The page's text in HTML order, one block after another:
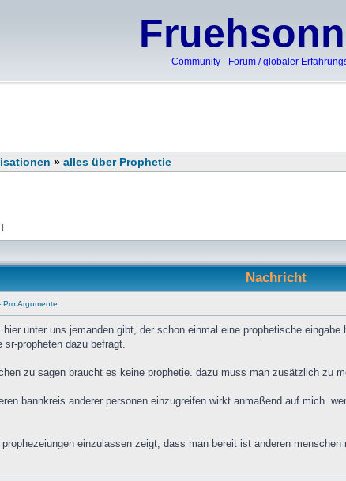
Community - Forum / globaler
» alles über Prophetie
Nachricht
Pro Argumente
unter uns jemanden gibt, der schon einmal eine prophetische
propheten dazu befragt.
zu sagen braucht es keine prophetie. dazu muss man zusätzlich zu
bannkreis anderer personen einzugreifen wirkt anmaßend auf mich.
einzulassen zeigt, dass man bereit ist anderen